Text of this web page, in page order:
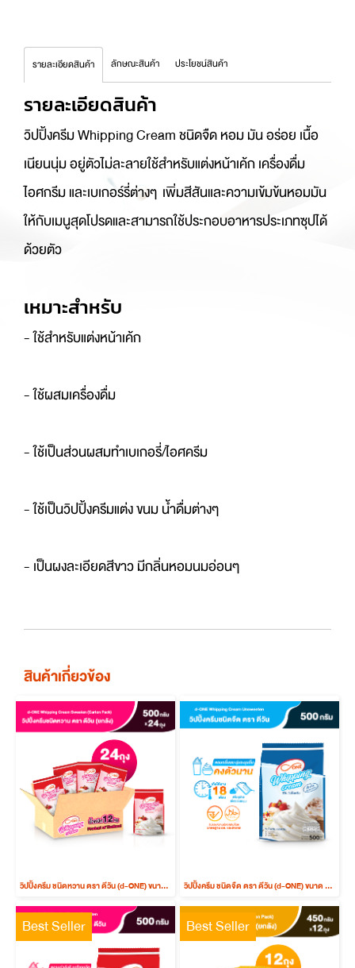
รายละเอียดสินค้า ลักษณะสินค้า ประโยชน์สินค้า
รายละเอียดสินค้า
วิปปิ้งครีม Whipping Cream ชนิดจืด หอม มัน อร่อย เนื้อ
เนียนนุ่ม อยู่ตัวไม่ละลายใช้สำหรับแต่งหน้าเค้ก เครื่องดื่ม
ไอศกรีม และเบเกอร์รี่ต่างๆ เพิ่มสีสันและความเข้มข้นหอมมัน
ให้กับเมนูสุดโปรดและสามารถใช้ประกอบอาหารประเภทซุปได้
ด้วยตัว
เหมาะสำหรับ
- ใช้สำหรับแต่งหน้าเค้ก
- ใช้ผสมเครื่องดื่ม
- ใช้เป็นส่วนผสมทำเบเกอรี่/ไอศครีม
- ใช้เป็นวิปปิ้งครีมแต่ง ขนม น้ำดื่มต่างๆ
- เป็นผงละเอียดสีขาว มีกลิ่นหอมนมอ่อนๆ
สินค้าเกี่ยวข้อง
วิปปิ้งครีม ชนิดหวาน ตรา ดีวัน (d-ONE) ขนาด 500 กรัม (ยกลัง 24 ถุง) วิปปิ้งครีม ชนิดจืด ตรา ดีวัน (d-ONE) ขนาด 500 กรัม
Best Seller Best Seller